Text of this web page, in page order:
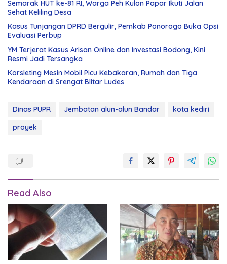
Semarak HUT ke-81 RI, Warga Peh Kulon Papar Ikuti Jalan
Sehat Keliling Desa
Kasus Tunjangan DPRD Bergulir, Pemkab Ponorogo Buka Opsi
Evaluasi Perbup
YM Terjerat Kasus Arisan Online dan Investasi Bodong, Kini
Resmi Jadi Tersangka
Korsleting Mesin Mobil Picu Kebakaran, Rumah dan Tiga
Kendaraan di Srengat Blitar Ludes
Dinas PUPR Jembatan alun-alun Bandar
kota kediri
proyek
Read Also